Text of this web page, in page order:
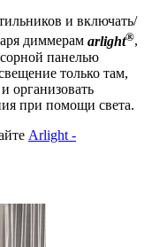
и включать/
диммерам arlight®,
панелью
только там,
организовать
при помощи света.
Arlight -